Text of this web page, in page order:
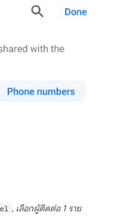
, เลือกผู้ติดต่อ 1 ราย